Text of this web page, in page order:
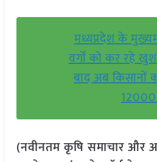
मध्यप्रदेश के
वर्गों को कर रहे
बाद अब किसानों
(नवीनतम कृषि समाचार